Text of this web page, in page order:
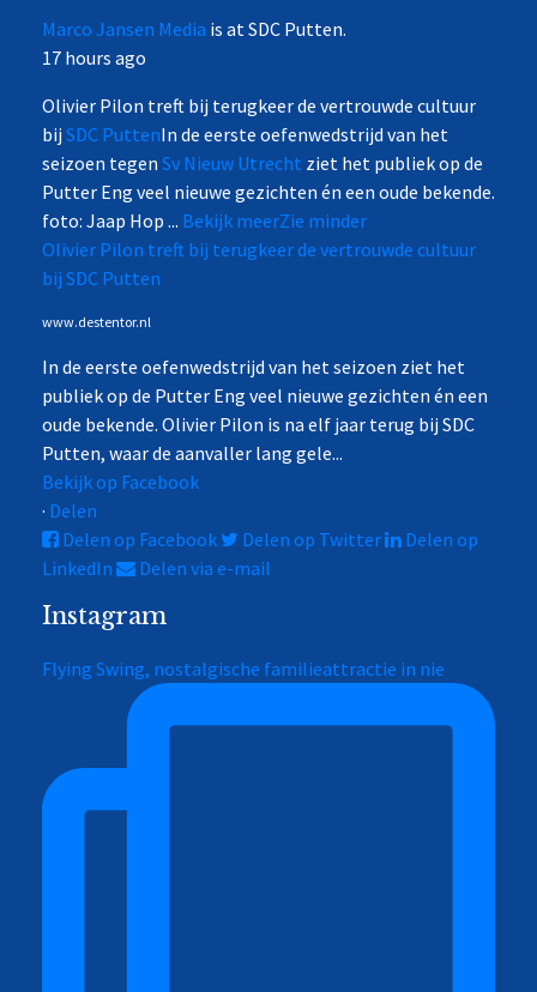
Marco Jansen Media is at SDC Putten.
17 hours ago
Olivier Pilon treft bij terugkeer de vertrouwde cultuur
bij SDC PuttenIn de eerste oefenwedstrijd van het
seizoen tegen Sv Nieuw Utrecht ziet het publiek op de
Putter Eng veel nieuwe gezichten én een oude bekende.
foto: Jaap Hop ... Bekijk meerZie minder
Olivier Pilon treft bij terugkeer de vertrouwde cultuur
bij SDC Putten
www.destentor.nl
In de eerste oefenwedstrijd van het seizoen ziet het
publiek op de Putter Eng veel nieuwe gezichten én een
oude bekende. Olivier Pilon is na elf jaar terug bij SDC
Putten, waar de aanvaller lang gele...
Bekijk op Facebook
· Delen
Delen op Facebook
Delen op Twitter
Delen op
LinkedIn
Delen via e-mail
Instagram
Flying Swing, nostalgische familieattractie in nie